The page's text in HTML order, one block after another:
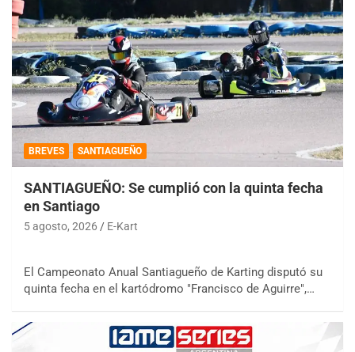
BREVES SANTIAGUEÑO
SANTIAGUEÑO: Se cumplió con la quinta fecha
en Santiago
5 agosto, 2026 E-Kart
El Campeonato Anual Santiagueño de Karting disputó su
quinta fecha en el kartódromo "Francisco de Aguirre",…